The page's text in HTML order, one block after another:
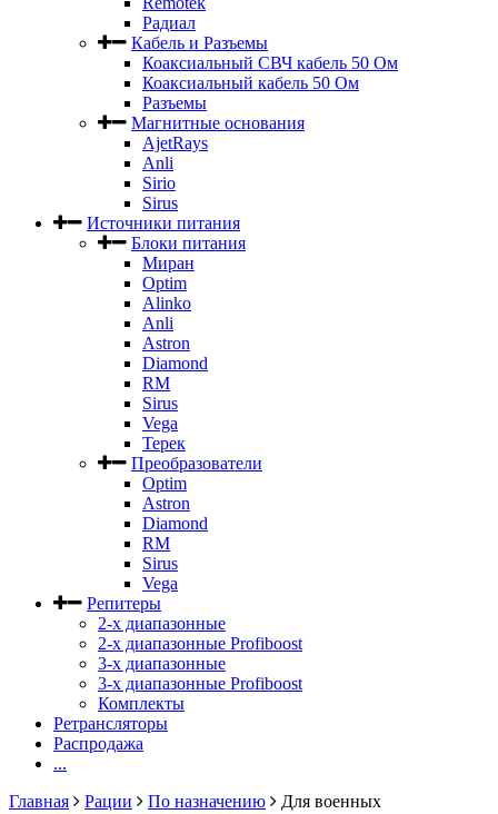
Радиал
Кабель и Разъемы
Коаксиальный СВЧ кабель 50 Ом
Коаксиальный кабель 50 Ом
Разъемы
Магнитные основания
AjetRays
Anli
Sirio
Sirus
Источники питания
Блоки питания
Миран
Optim
Alinko
Anli
Astron
Diamond
RM
Sirus
Vega
Терек
Преобразователи
Optim
Astron
Diamond
RM
Sirus
Vega
Репитеры
2-х диапазонные
2-х диапазонные Profiboost
3-х диапазонные
3-х диапазонные Profiboost
Комплекты
Ретрансляторы
Распродажа
...
Главная
Рации По назначению Для военных